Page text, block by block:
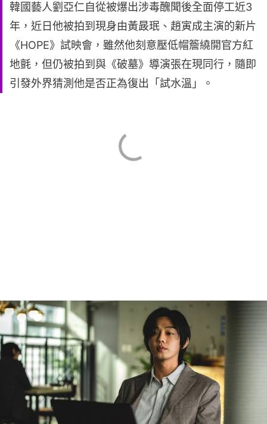
韓國藝人劉亞仁自從被爆出涉毒醜聞後全面停工近3
年，近日他被拍到現身由黃晸珉、趙寅成主演的新片
《HOPE》試映會，雖然他刻意壓低帽簷繞開官方紅
地氈，但仍被拍到與《破墓》導演張在現同行，隨即
引發外界猜測他是否正為復出「試水溫」。